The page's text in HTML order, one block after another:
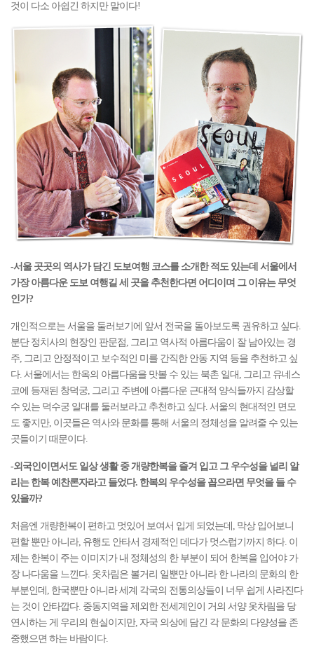
것이 다소 아쉽긴 하지만 말이다!
-서울 곳곳의 역사가 담긴 도보여행 코스를 소개한 적도 있는데 서울에서
가장 아름다운 도보 여행길 세 곳을 추천한다면 어디이며 그 이유는 무엇
인가?
개인적으로는 서울을 둘러보기에 앞서 전국을 돌아보도록 권유하고 싶다.
분단 정치사의 현장인 판문점, 그리고 역사적 아름다움이 잘 남아있는 경
주, 그리고 안정적이고 보수적인 미를 간직한 안동 지역 등을 추천하고 싶
다. 서울에서는 한옥의 아름다움을 맛볼 수 있는 북촌 일대, 그리고 유네스
코에 등재된 창덕궁, 그리고 주변에 아름다운 근대적 양식들까지 감상할
수 있는 덕수궁 일대를 둘러보라고 추천하고 싶다. 서울의 현대적인 면모
도 좋지만, 이곳들은 역사와 문화를 통해 서울의 정체성을 알려줄 수 있는
곳들이기 때문이다.
-외국인이면서도 일상 생활 중 개량한복을 즐겨 입고 그 우수성을 널리 알
리는 한복 예찬론자라고 들었다. 한복의 우수성을 꼽으라면 무엇을 들 수
있을까?
처음엔 개량한복이 편하고 멋있어 보여서 입게 되었는데, 막상 입어보니
편할 뿐만 아니라, 유행도 안타서 경제적인 데다가 멋스럽기까지 하다. 이
제는 한복이 주는 이미지가 내 정체성의 한 부분이 되어 한복을 입어야 가
장 나다움을 느낀다. 옷차림은 볼거리 일뿐만 아니라 한 나라의 문화의 한
부분인데, 한국뿐만 아니라 세계 각국의 전통의상들이 너무 쉽게 사라진다
는 것이 안타깝다. 중동지역을 제외한 전세계인이 거의 서양 옷차림을 당
연시하는 게 우리의 현실이지만, 자국 의상에 담긴 각 문화의 다양성을 존
중했으면 하는 바람이다.